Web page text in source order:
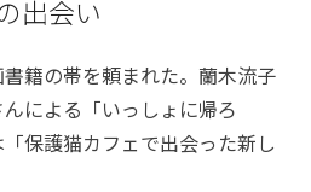
出会い
籍の帯を頼まれた。蘭木流子
んによる「いっしょに帰ろ
保護猫カフェで出会った新し